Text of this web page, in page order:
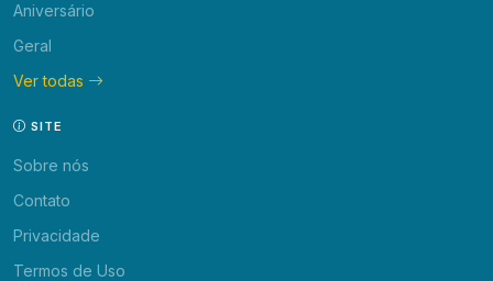
Aniversário
Geral
Ver todas
SITE
Sobre nós
Contato
Privacidade
Termos de Uso